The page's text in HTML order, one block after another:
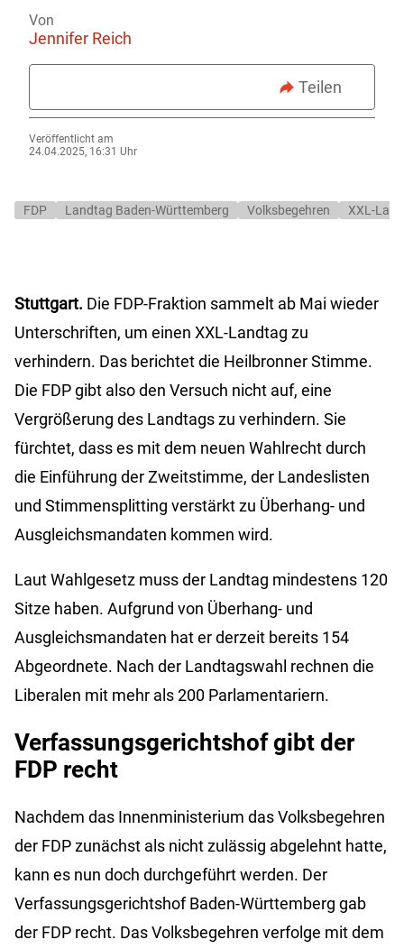
Von
Jennifer Reich
Teilen
Veröffentlicht am
24.04.2025, 16:31 Uhr
FDP Landtag Baden-Württemberg Volksbegehren XXL-
Stuttgart. Die FDP-Fraktion sammelt ab Mai wieder
Unterschriften, um einen XXL-Landtag zu
verhindern. Das berichtet die Heilbronner Stimme.
Die FDP gibt also den Versuch nicht auf, eine
Vergrößerung des Landtags zu verhindern. Sie
fürchtet, dass es mit dem neuen Wahlrecht durch
die Einführung der Zweitstimme, der Landeslisten
und Stimmensplitting verstärkt zu Überhang- und
Ausgleichsmandaten kommen wird.
Laut Wahlgesetz muss der Landtag mindestens 120
Sitze haben. Aufgrund von Überhang- und
Ausgleichsmandaten hat er derzeit bereits 154
Abgeordnete. Nach der Landtagswahl rechnen die
Liberalen mit mehr als 200 Parlamentariern.
Verfassungsgerichtshof gibt der
FDP recht
Nachdem das Innenministerium das Volksbegehren
der FDP zunächst als nicht zulässig abgelehnt hatte,
kann es nun doch durchgeführt werden. Der
Verfassungsgerichtshof Baden-Württemberg gab
der FDP recht. Das Volksbegehren verfolge mit dem